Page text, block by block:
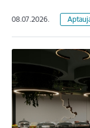
08.07.2026.